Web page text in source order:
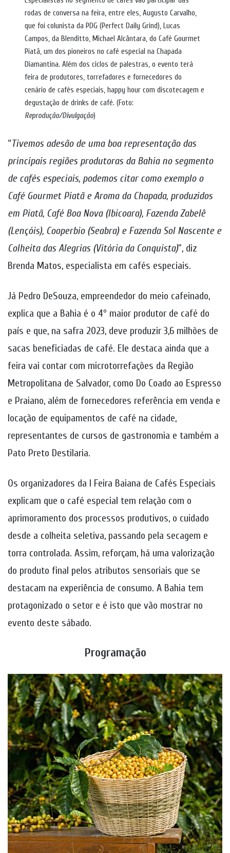
rodas de conversa na feira, entre eles, Augusto Carvalho,
que foi colunista da PDG (Perfect Daily Grind), Lucas
Campos, da Blenditto, Michael Alcântara, do Café Gourmet
Piatã, um dos pioneiros no café especial na Chapada
Diamantina. Além dos ciclos de palestras, o evento terá
feira de produtores, torrefadores e fornecedores do
cenário de cafés especiais, happy hour com discotecagem e
degustação de drinks de café. (Foto:
Reprodução/Divulgação)
“Tivemos adesão de uma boa representação das
principais regiões produtoras da Bahia no segmento
de cafés especiais, podemos citar como exemplo o
Café Gourmet Piatã e Aroma da Chapada, produzidos
em Piatã, Café Boa Nova (Ibicoara), Fazenda Zabelê
(Lençóis), Cooperbio (Seabra) e Fazenda Sol Nascente e
Colheita das Alegrias (Vitória da Conquista)”, diz
Brenda Matos, especialista em cafés especiais.
Já Pedro DeSouza, empreendedor do meio cafeinado,
explica que a Bahia é o 4º maior produtor de café do
país e que, na safra 2023, deve produzir 3,6 milhões de
sacas beneficiadas de café. Ele destaca ainda que a
feira vai contar com microtorrefações da Região
Metropolitana de Salvador, como Do Coado ao Espresso
e Praiano, além de fornecedores referência em venda e
locação de equipamentos de café na cidade,
representantes de cursos de gastronomia e também a
Pato Preto Destilaria.
Os organizadores da I Feira Baiana de Cafés Especiais
explicam que o café especial tem relação com o
aprimoramento dos processos produtivos, o cuidado
desde a colheita seletiva, passando pela secagem e
torra controlada. Assim, reforçam, há uma valorização
do produto final pelos atributos sensoriais que se
destacam na experiência de consumo. A Bahia tem
protagonizado o setor e é isto que vão mostrar no
evento deste sábado.
Programação